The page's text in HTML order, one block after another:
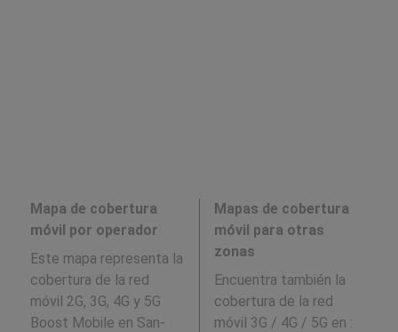
Mapa de cobertura
móvil por operador
Este mapa representa la
cobertura de la red
móvil 2G, 3G, 4G y 5G
Boost Mobile en San-
Mapas de cobertura
móvil para otras
zonas
Encuentra también la
cobertura de la red
móvil 3G / 4G / 5G en :